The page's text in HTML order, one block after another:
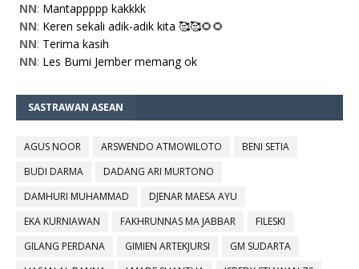
NN: Mantappppp kakkkk
NN: Keren sekali adik-adik kita 🥰🥰🌻🌻
NN: Terima kasih
NN: Les Bumi Jember memang ok
SASTRAWAN ASEAN
AGUS NOOR ARSWENDO ATMOWILOTO
BENI SETIA
BUDI DARMA
DADANG ARI MURTONO
DAMHURI MUHAMMAD
DJENAR MAESA AYU
EKA KURNIAWAN
FAKHRUNNAS MA JABBAR
FILESKI
GILANG PERDANA
GIMIEN ARTEKJURSI
GM SUDARTA